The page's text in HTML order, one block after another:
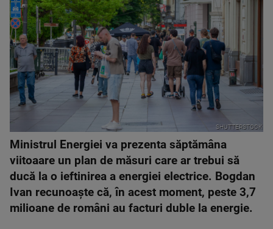
SHUTTERSTOCK
Ministrul Energiei va prezenta săptămâna
viitoaare un plan de măsuri care ar trebui să
ducă la o ieftinirea a energiei electrice. Bogdan
Ivan recunoaște că, în acest moment, peste 3,7
milioane de români au facturi duble la energie.